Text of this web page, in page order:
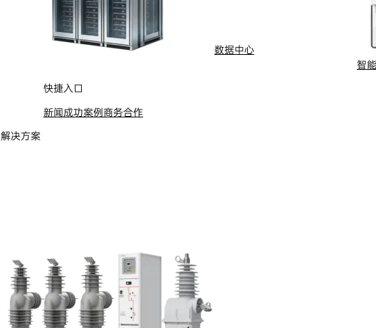
数据中心
智
快捷入口
新闻成功案例商务合作
解决方案
中压微网
AMI智能抄表
船舶电动化